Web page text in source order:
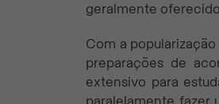
geralmente
Com a
preparações de
extensivo para